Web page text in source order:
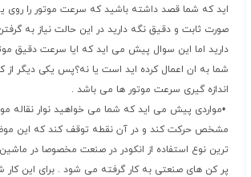
اید که شما قصد داشته باشید که سرعت موتور را
صورت ثابت و دقیق نگه دارید در این حالت نیاز به
دارید اما این سوال پیش می اید که ایا سرعت دقیق
شما به ان اعمال کرده اید است یا نه؟پس یکی دیگر از
اندازه گیری سرعت موتور ها می باشد .
•مواردی پیش می اید که شما می خواهید نوار نقاله
مشخص حرکت کند و در آن نقطه توقف کند که این
ترین نوع استفاده از انکودر در صنعت مخصوصا در
پر کن های صنعتی به کار گرفته می شود . برای این کار